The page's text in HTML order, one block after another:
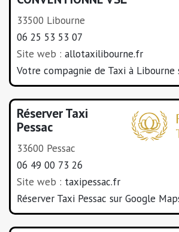
33500 Libourne
06 25 53 53 07
Site web : allotaxilibourne.fr
Votre compagnie de Taxi à Libourne
Réserver Taxi
Pessac
33600 Pessac
06 49 00 73 26
Site web : taxipessac.fr
Réserver Taxi Pessac sur Google